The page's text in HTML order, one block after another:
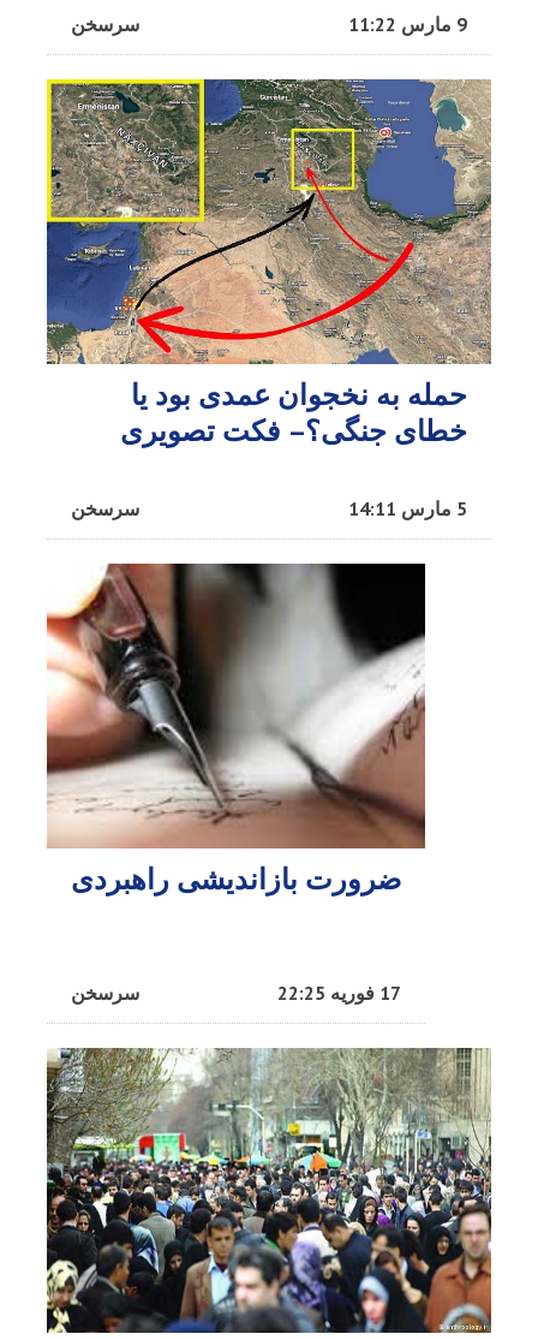
سرسخن 9 مارس 11:22
حمله به نخجوان عمدی بود یا
خطای جنگی؟– فکت تصویری
سرسخن 5 مارس 14:11
ضرورت بازاندیشی راهبردی
سرسخن 17 فوریه 22:25